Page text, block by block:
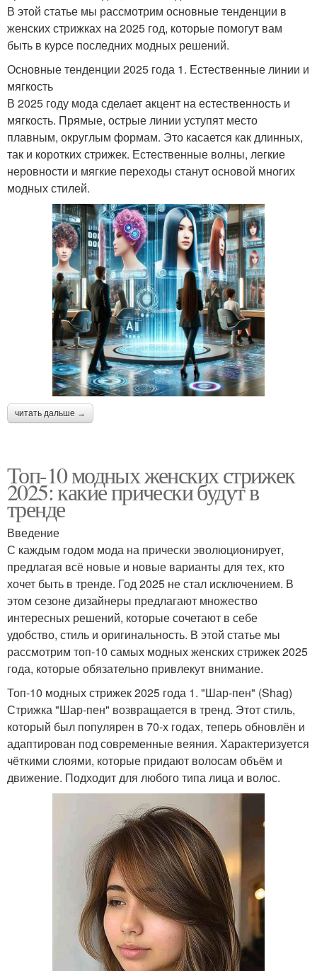
В этой статье мы рассмотрим основные тенденции в
женских стрижках на 2025 год, которые помогут вам
быть в курсе последних модных решений.
Основные тенденции 2025 года 1. Естественные линии и
мягкость
В 2025 году мода сделает акцент на естественность и
мягкость. Прямые, острые линии уступят место
плавным, округлым формам. Это касается как длинных,
так и коротких стрижек. Естественные волны, легкие
неровности и мягкие переходы станут основой многих
модных стилей.
читать дальше →
Топ-10 модных женских стрижек
2025: какие прически будут в
тренде
Введение
С каждым годом мода на прически эволюционирует,
предлагая всё новые и новые варианты для тех, кто
хочет быть в тренде. Год 2025 не стал исключением. В
этом сезоне дизайнеры предлагают множество
интересных решений, которые сочетают в себе
удобство, стиль и оригинальность. В этой статье мы
рассмотрим топ-10 самых модных женских стрижек 2025
года, которые обязательно привлекут внимание.
Топ-10 модных стрижек 2025 года 1. "Шар-пен" (Shag)
Стрижка "Шар-пен" возвращается в тренд. Этот стиль,
который был популярен в 70-х годах, теперь обновлён и
адаптирован под современные веяния. Характеризуется
чёткими слоями, которые придают волосам объём и
движение. Подходит для любого типа лица и волос.